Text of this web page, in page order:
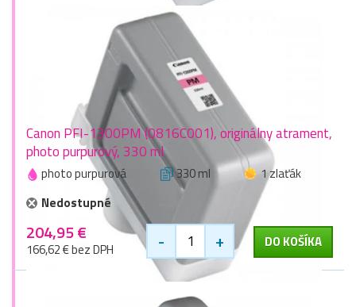
Canon PFI-1300PM (0816C001), originálny atrament,
photo purpurový, 330 ml
photo purpurová 330 ml
1 zlaťák
Nedostupné
204,95 €
166,62 € bez DPH - + DO KOŠÍKA